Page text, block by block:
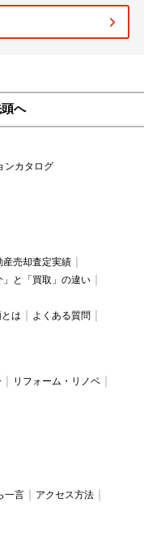
へ
ンカタログ
産売却査定実績
」と「買取」の違い
は
よくある質問
リフォーム・リノベ
一言
アクセス方法